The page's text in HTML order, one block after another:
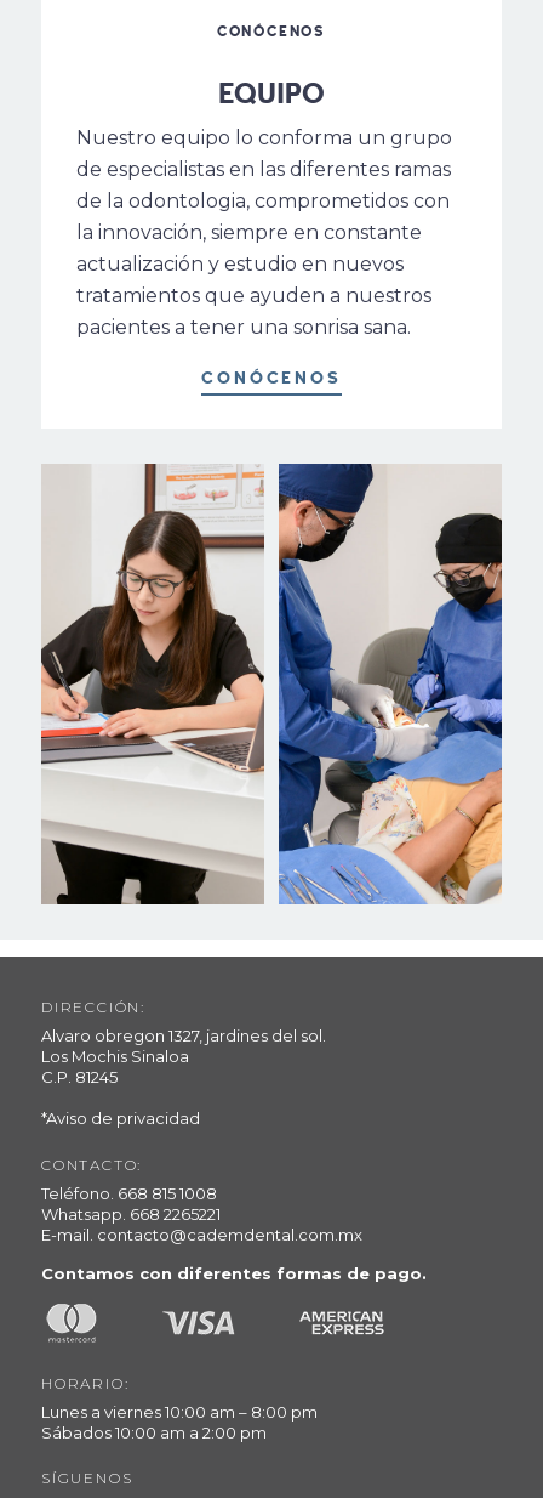
CONÓCENOS
EQUIPO
Nuestro equipo lo conforma un grupo
de especialistas en las diferentes ramas
de la odontologia, comprometidos con
la innovación, siempre en constante
actualización y estudio en nuevos
tratamientos que ayuden a nuestros
pacientes a tener una sonrisa sana.
CONÓCENOS
DIRECCIÓN:
Alvaro obregon 1327, jardines del sol.
Los Mochis Sinaloa
C.P. 81245
*Aviso de privacidad
CONTACTO:
Teléfono. 668 815 1008
Whatsapp. 668 2265221
E-mail. contacto@cademdental.com.mx
Contamos con diferentes formas de pago.
HORARIO:
Lunes a viernes 10:00 am – 8:00 pm
Sábados 10:00 am a 2:00 pm
SÍGUENOS